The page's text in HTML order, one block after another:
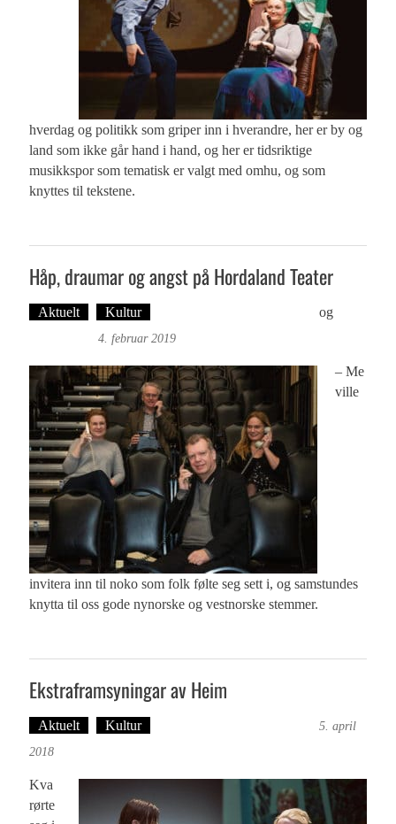
hverdag og politikk som griper inn i hverandre, her er by og
land som ikke går hand i hand, og her er tidsriktige
musikkspor som tematisk er valgt med omhu, og som
knyttes til tekstene.
Håp, draumar og angst på Hordaland Teater
Aktuelt Kultur og
4. februar 2019
– Me
ville
invitera inn til noko som folk følte seg sett i, og samstundes
knytta til oss gode nynorske og vestnorske stemmer.
Ekstraframsyningar av Heim
Aktuelt Kultur
5. april
2018
Kva
rørte